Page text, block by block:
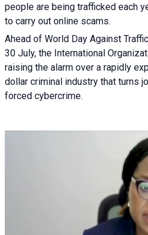
people are being trafficked each
to carry out online scams.
Ahead of World Day Against
30 July, the International
raising the alarm over a rapidly
dollar criminal industry that turns
forced cybercrime.